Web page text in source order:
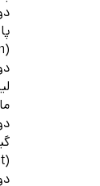
(Python)
(Git)